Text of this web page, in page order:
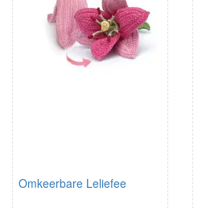
Omkeerbare Leliefee